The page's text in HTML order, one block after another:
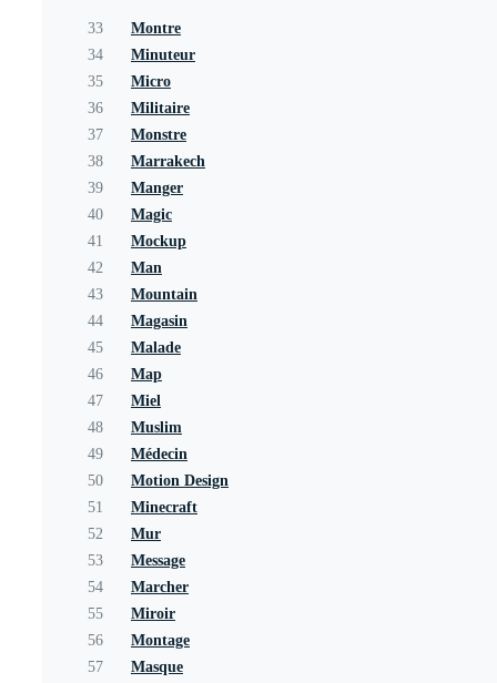
33
Montre
34
Minuteur
35
Micro
36
Militaire
37
Monstre
38
Marrakech
39
Manger
40
Magic
41
Mockup
42
Man
43
Mountain
44
Magasin
45
Malade
46
Map
47
Miel
48
Muslim
49
Médecin
50
Motion Design
51
Minecraft
52
Mur
53
Message
54
Marcher
55
Miroir
56
Montage
57
Masque